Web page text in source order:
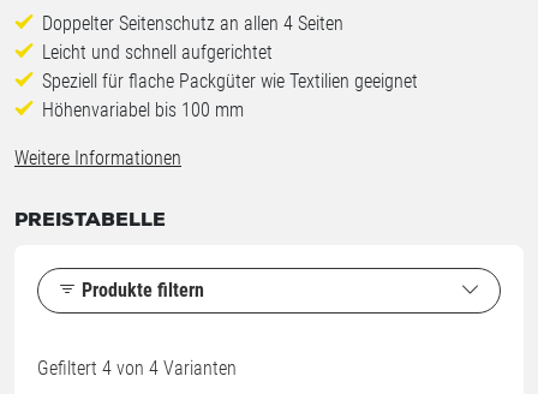
Doppelter Seitenschutz an allen 4 Seiten
Leicht und schnell aufgerichtet
Speziell für flache Packgüter wie Textilien geeignet
Höhenvariabel bis 100 mm
Weitere Informationen
PREISTABELLE
Produkte filtern
Gefiltert 4 von 4 Varianten